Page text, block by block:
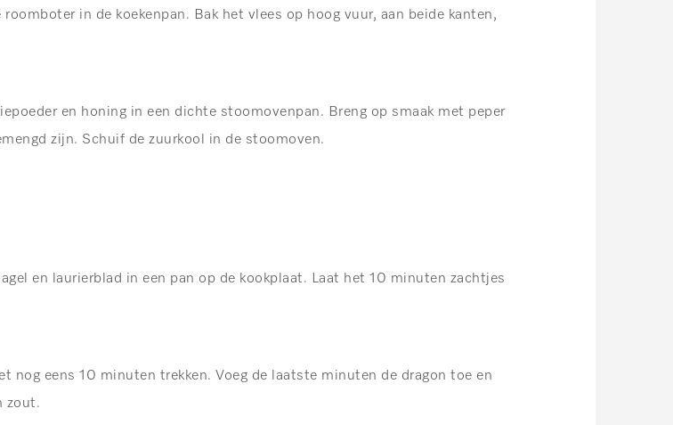
in de koekenpan. Bak het vlees op hoog vuur, aan beide kanten,
en honing in een dichte stoomovenpan. Breng op smaak met peper
zijn. Schuif de zuurkool in de stoomoven.
en laurierblad in een pan op de kookplaat. Laat het 10 minuten zachtjes
nog eens 10 minuten trekken. Voeg de laatste minuten de dragon toe en
zout.